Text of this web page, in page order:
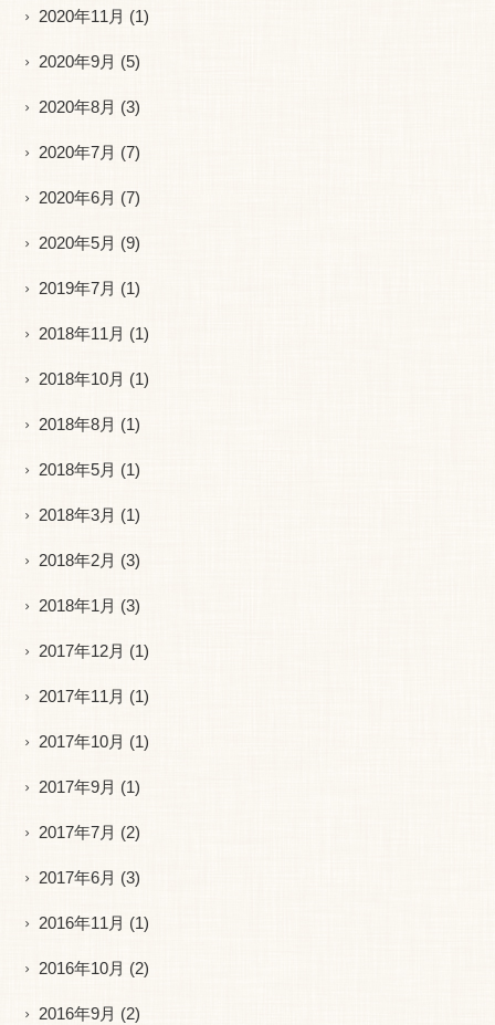
2020年11月 (1)
2020年9月 (5)
2020年8月 (3)
2020年7月 (7)
2020年6月 (7)
2020年5月 (9)
2019年7月 (1)
2018年11月 (1)
2018年10月 (1)
2018年8月 (1)
2018年5月 (1)
2018年3月 (1)
2018年2月 (3)
2018年1月 (3)
2017年12月 (1)
2017年11月 (1)
2017年10月 (1)
2017年9月 (1)
2017年7月 (2)
2017年6月 (3)
2016年11月 (1)
2016年10月 (2)
2016年9月 (2)